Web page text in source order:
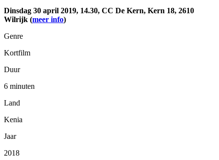
Dinsdag 30 april 2019, 14.30, CC De Kern, Kern 18, 2610
Wilrijk (meer info)
Genre
Kortfilm
Duur
6 minuten
Land
Kenia
Jaar
2018